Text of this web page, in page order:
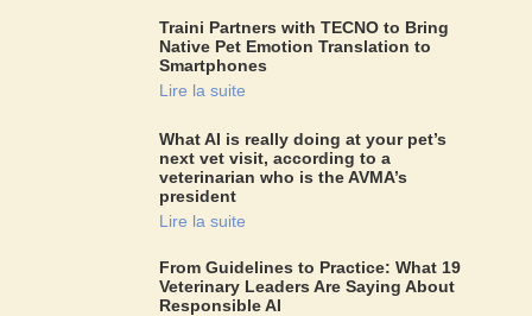
Traini Partners with TECNO to Bring
Native Pet Emotion Translation to
Smartphones
Lire la suite
What AI is really doing at your pet’s
next vet visit, according to a
veterinarian who is the AVMA’s
president
Lire la suite
From Guidelines to Practice: What 19
Veterinary Leaders Are Saying About
Responsible AI